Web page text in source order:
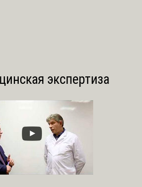
экспертиза